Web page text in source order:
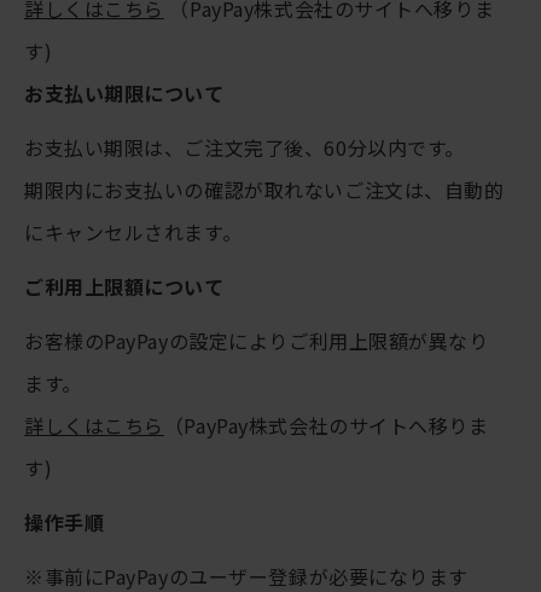
詳しくはこちら
（PayPay株式会社のサイトへ移りま
す)
お支払い期限について
お支払い期限は、ご注文完了後、60分以内です。
期限内にお支払いの確認が取れないご注文は、自動的
にキャンセルされます。
ご利用上限額について
お客様のPayPayの設定によりご利用上限額が異なり
ます。
詳しくはこちら
（PayPay株式会社のサイトへ移りま
す)
操作手順
※事前にPayPayのユーザー登録が必要になります